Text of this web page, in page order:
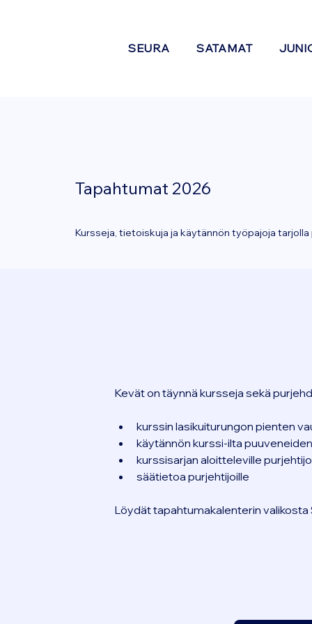
SEURA SATAMAT
Tapahtumat 2026
Kursseja, tietoiskuja ja käytännön työpajoja
Kevät on täynnä kursseja sekä
kurssin lasikuiturungon pienten
käytännön kurssi-ilta
kurssisarjan aloitteleville
säätietoa purjehtijoille
Löydät tapahtumakalenterin